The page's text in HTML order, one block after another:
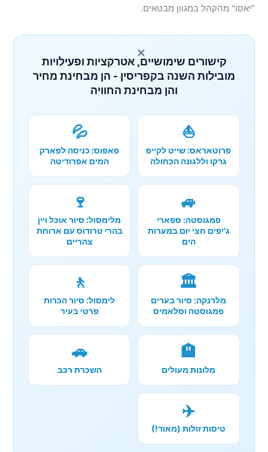
"יאסו" מהקהל במגוון מבטאים.
×
קישורים שימושיים, אטרקציות ופעילויות
מובילות השנה בקפריסין - הן מבחינת מחיר
והן מבחינת החוויה
⛵
פרוטאראס: שייט לקייפ
גרקו וללגונה הכחולה
💦
פאפוס: כניסה לפארק
המים אפרודיטה
🚙
פמגוסטה: ספארי
ג'יפים חצי יום במערות
הים
🍷
מלימסול: סיור אוכל ויין
בהרי טרודוס עם ארוחת
צהריים
🏛️
מלרנקה: סיור בערים
פמגוסטה וסלאמיס
🚶
לימסול: סיור הכרות
פרטי בעיר
🏨
מלונות מעולים
🚗
השכרת רכב
✈️
טיסות זולות (מאוד!)